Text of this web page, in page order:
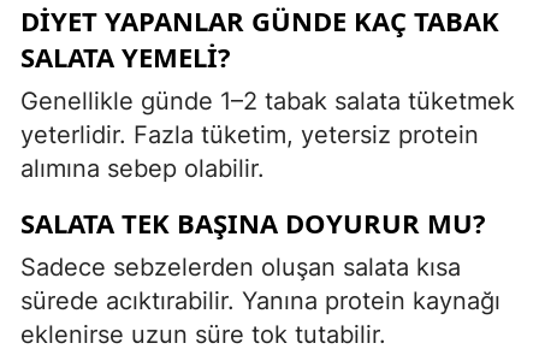
DIYET YAPANLAR GÜNDE KAÇ TABAK
SALATA YEMELI?
Genellikle günde 1–2 tabak salata tüketmek
yeterlidir. Fazla tüketim, yetersiz protein
alımına sebep olabilir.
SALATA TEK BAŞINA DOYURUR MU?
Sadece sebzelerden oluşan salata kısa
sürede acıktırabilir. Yanına protein kaynağı
eklenirse uzun süre tok tutabilir.